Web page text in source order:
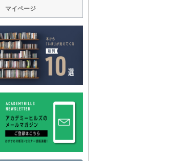
マイページ